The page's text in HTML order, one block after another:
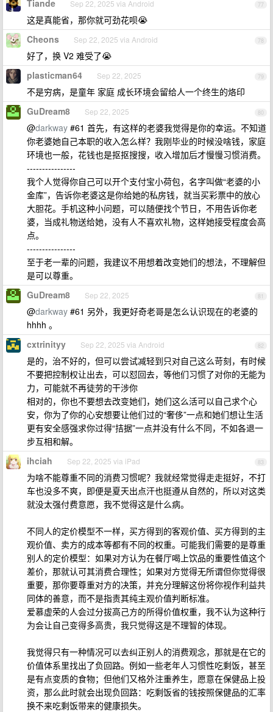
77
Tiande Sep 22, 2025 via Android
这是真能省，那你就可劲花呗😭
78
Cheons Sep 22, 2025 via Android
好了，换 V2 难受了😭
79
plasticman64 Sep 22, 2025
不是穷病，是童年 家庭 成长环境会留给人一个终生的烙印
80
GuDream8 Sep 22, 2025
@darkway #61 首先，有这样的老婆我觉得是你的幸运。不知道
你老婆她自己本职的收入怎么样？我刚毕业的时候没啥钱，家庭
环境也一般，花钱也是抠抠搜搜，收入增加后才慢慢习惯消费。
----------------
我个人觉得你自己可以开个支付宝小荷包，名字叫做“老婆的小
金库”，告诉你老婆这是你给她的私房钱，就当买彩票中的放心
大胆花。手机这种小问题，可以随便找个节日，不用告诉你老
婆，当成礼物送给她，没有人不喜欢礼物，这样她接受程度会高
点。
----------------
至于老一辈的问题，我建议不用想着改变她们的想法，不理解但
是可以尊重。
81
GuDream8 Sep 22, 2025
@darkway #61 另外，我更好奇老哥是怎么认识现在的老婆的
hhhh 。
82
cxtrinityy Sep 22, 2025 via Android
是的，治不好的，但可以尝试减轻到只对自己这么苛刻，有时候
不要把控制权让出去，可以怼回去，等他们习惯了对你的无能为
力，可能就不再徒劳的干涉你
相对的，你也不要想去改变她们，她们这么活可以自己求个心
安，你为了你的心安想要让他们过的“奢侈”一点和她们想让生活
更有安全感强求你过得“拮据”一点并没有什么不同，不如各退一
步互相和解。
83
ihciah Sep 22, 2025 via iPad
为啥不能尊重不同的消费习惯呢？我就经常觉得走走挺好，不打
车也没多不爽，即便是夏天出点汗也挺遵从自然的，所以对这类
就没太强付费意愿，我不觉得这是什么病。
不同人的定价模型不一样，买方得到的客观价值、买方得到的主
观价值、卖方的成本等都有不同的权重。可能我们需要的是尊重
别人的定价模型：如果对方认为在餐厅喝上饮品的重要性值这个
差价，那就认可其消费合理性；如果对方觉得无所谓但你觉得很
重要，那你要尊重对方的决策，并充分理解这份将你视作利益共
同体的善意，而不是指责其纯主观价值判断标准。
爱慕虚荣的人会过分拔高己方的所得价值权重，我不认为这种行
为会让自己变得多高贵，我只觉得这是不理智的体现。
我觉得只有一种情况可以去纠正别人的消费观念，那就是在它的
价值体系里找出了负回路。例如一些老年人习惯性吃剩饭，甚至
是有点变质的食物；但他们又格外注重养生，愿意在保健品上投
资，那么此时就会出现负回路：吃剩饭省的钱按照保健品的汇率
换不来吃剩饭带来的健康损失。